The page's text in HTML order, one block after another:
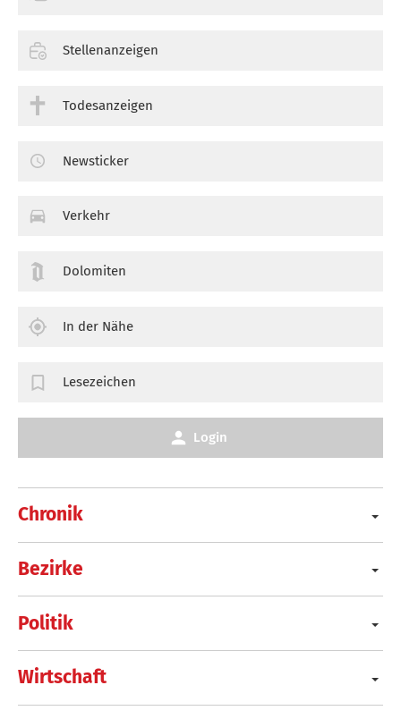
Chronik
Bezirke
Politik
Wirtschaft
Stellenanzeigen
Todesanzeigen
Newsticker
Verkehr
Dolomiten
In der Nähe
Lesezeichen
Login